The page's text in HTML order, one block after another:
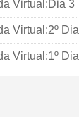
Virtual:Dia 3
Virtual:2º Dia
Virtual:1º Dia